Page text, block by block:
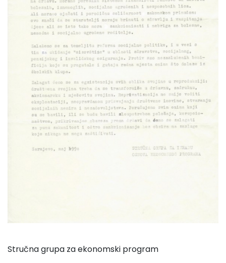
Stručna grupa za ekonomski program